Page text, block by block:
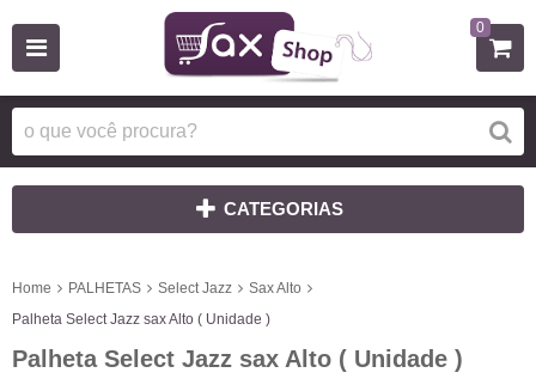
0
CATEGORIAS
Home PALHETAS Select Jazz
Sax Alto
Palheta Select Jazz sax Alto ( Unidade )
Palheta Select Jazz sax Alto ( Unidade )